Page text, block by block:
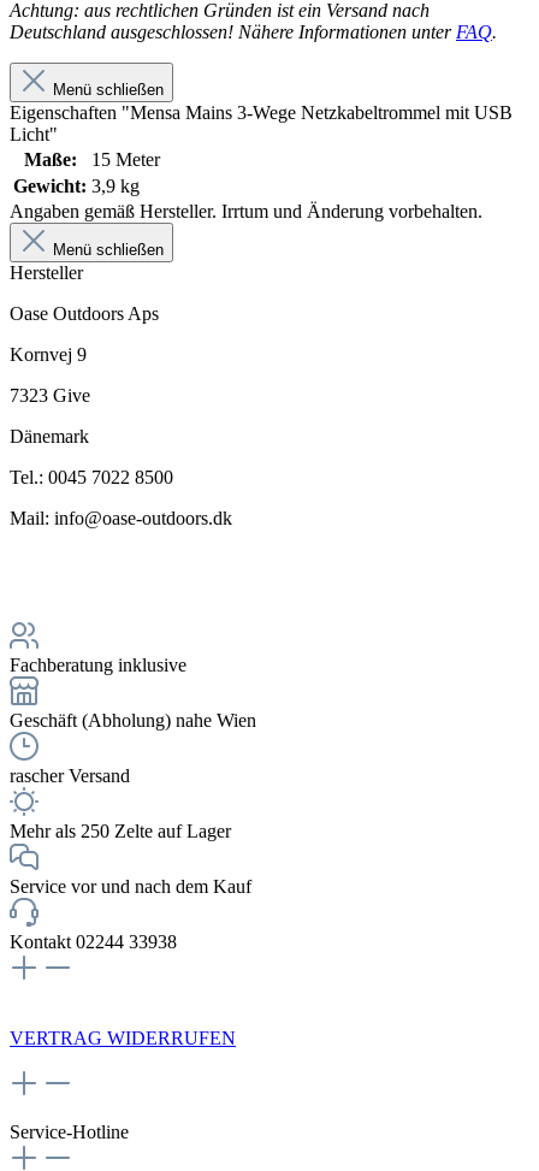
Achtung: aus rechtlichen Gründen ist ein Versand nach
Deutschland ausgeschlossen! Nähere Informationen unter FAQ.
Menü schließen
Eigenschaften "Mensa Mains 3-Wege Netzkabeltrommel mit USB
Licht"
Maße:
15 Meter
Gewicht: 3,9 kg
Angaben gemäß Hersteller. Irrtum und Änderung vorbehalten.
Menü schließen
Hersteller
Oase Outdoors Aps
Kornvej 9
7323 Give
Dänemark
Tel.: 0045 7022 8500
Mail: info@oase-outdoors.dk
Fachberatung inklusive
Geschäft (Abholung) nahe Wien
rascher Versand
Mehr als 250 Zelte auf Lager
Service vor und nach dem Kauf
Kontakt 02244 33938
VERTRAG WIDERRUFEN
Service-Hotline